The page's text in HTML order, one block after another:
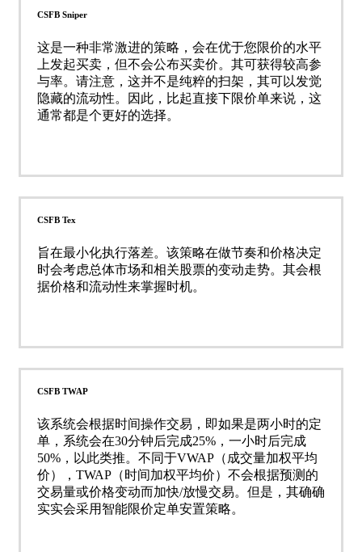
CSFB Sniper
这是一种非常激进的策略，会在优于您限价的水平
上发起买卖，但不会公布买卖价。其可获得较高参
与率。请注意，这并不是纯粹的扫架，其可以发觉
隐藏的流动性。因此，比起直接下限价单来说，这
通常都是个更好的选择。
CSFB Tex
旨在最小化执行落差。该策略在做节奏和价格决定
时会考虑总体市场和相关股票的变动走势。其会根
据价格和流动性来掌握时机。
CSFB TWAP
该系统会根据时间操作交易，即如果是两小时的定
单，系统会在30分钟后完成25%，一小时后完成
50%，以此类推。不同于VWAP（成交量加权平均
价），TWAP（时间加权平均价）不会根据预测的
交易量或价格变动而加快/放慢交易。但是，其确确
实实会采用智能限价定单安置策略。